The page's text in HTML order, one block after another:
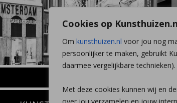
Cookies op
Om kunsthuizen.nl voor jou nog
persoonlijker te maken, gebruikt
daarmee vergelijkbare technieken).
Met deze cookies kunnen wij en
Wilhelminastraat 11